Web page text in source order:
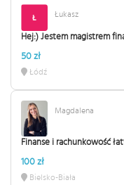
Łukasz
Hej:) Jestem magistrem
50 zł
Łódź
Magdalena
Finanse i rachunkowość
100 zł
Bielsko-Biała